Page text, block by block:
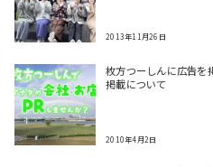
2013年11月26日
枚方つーしんに広告を
掲載について
2010年4月2日